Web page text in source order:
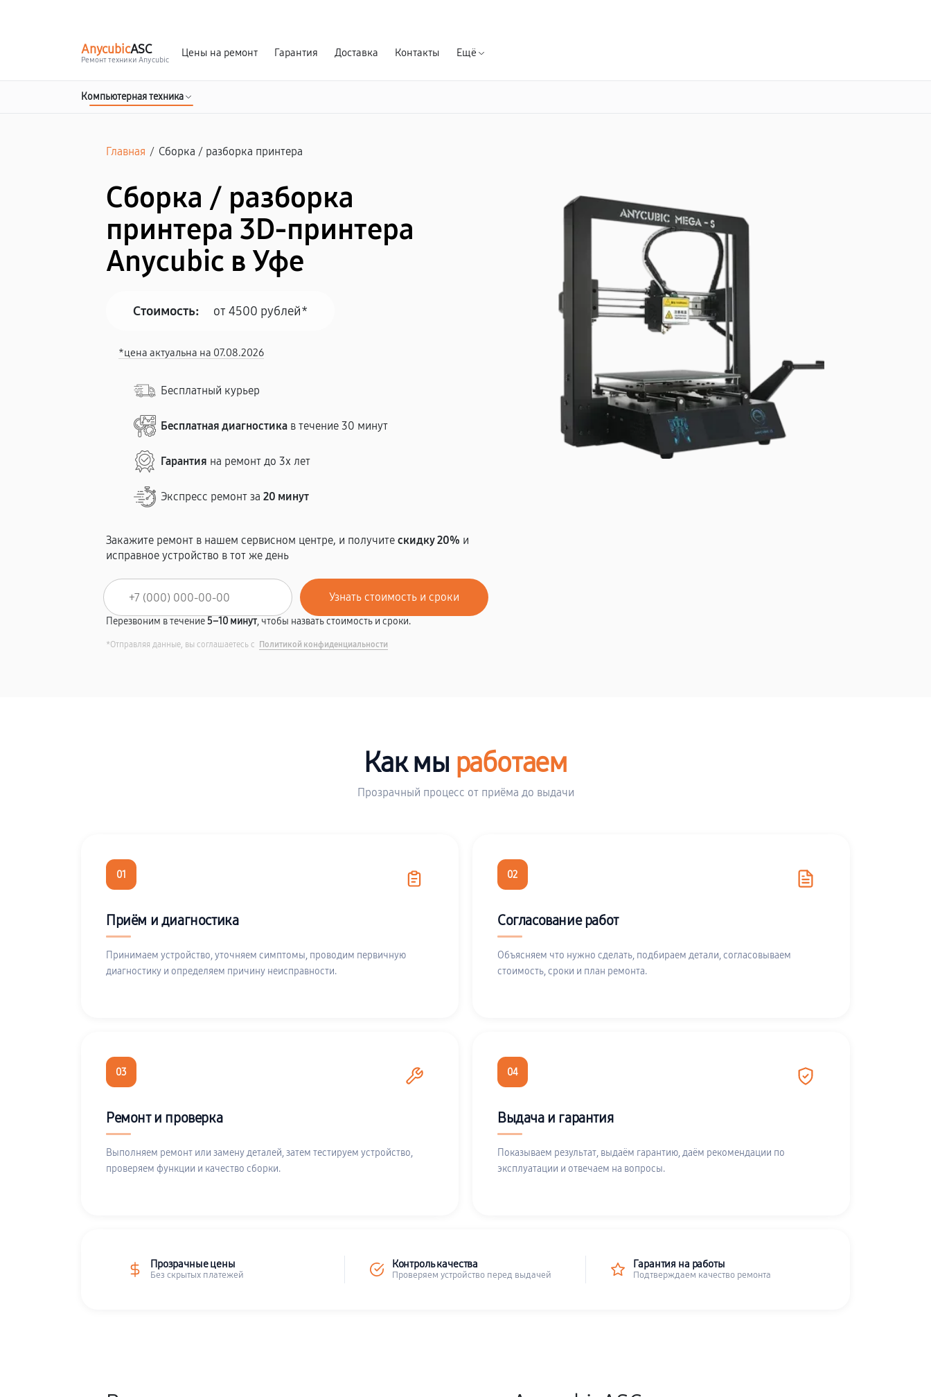
AnycubicASC
Ремонт техники Anycubic
Цены на ремонт Гарантия Доставка Контакты Ещё
Компьютерная техника
Главная / Сборка / разборка принтера
Сборка / разборка
принтера 3D-принтера
Anycubic в Уфе
Стоимость: от 4500 рублей*
*цена актуальна на 07.08.2026
Бесплатный курьер
Бесплатная диагностика в течение 30 минут
Гарантия на ремонт до 3х лет
Экспресс ремонт за20 минут
Закажите ремонт в нашем сервисном центре, и получитескидку 20% и
исправное устройство в тот же день
Перезвоним в течение5–10 минут, чтобы назвать стоимость и сроки.
*Отправляя данные, вы соглашаетесь с Политикой конфиденциальности
Как мы работаем
Прозрачный процесс от приёма до выдачи
01
Приём и диагностика
Принимаем устройство, уточняем симптомы, проводим первичную
диагностику и определяем причину неисправности.
02
Согласование работ
Объясняем что нужно сделать, подбираем детали, согласовываем
стоимость, сроки и план ремонта.
03
Ремонт и проверка
Выполняем ремонт или замену деталей, затем тестируем устройство,
проверяем функции и качество сборки.
04
Выдача и гарантия
Показываем результат, выдаём гарантию, даём рекомендации по
эксплуатации и отвечаем на вопросы.
Прозрачные цены
Без скрытых платежей
Контроль качества
Проверяем устройство перед выдачей
Гарантия на работы
Подтверждаем качество ремонта